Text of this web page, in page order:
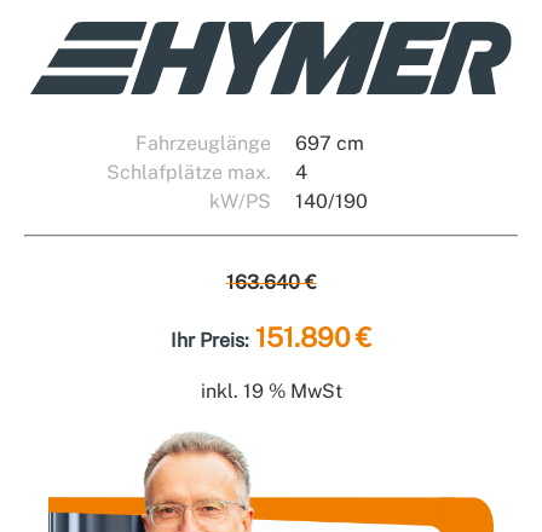
Fahrzeuglänge
697 cm
Schlafplätze max.
4
kW/PS
140/190
163.640 €
Ihr Preis: 151.890 €
inkl. 19 % MwSt